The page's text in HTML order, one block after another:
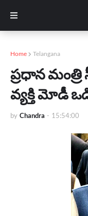
Home Telangana
ప్రధాన
వ్యక్తి మోడీ
by Chandra - 15:54:00